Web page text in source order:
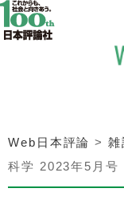
Web日本評論 >雑
科学 2023年5月号